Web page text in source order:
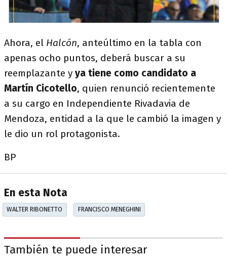
Ahora, el Halcón, anteúltimo en la tabla con
apenas ocho puntos, deberá buscar a su
reemplazante y ya tiene como candidato a
Martín Cicotello, quien renunció recientemente
a su cargo en Independiente Rivadavia de
Mendoza, entidad a la que le cambió la imagen y
le dio un rol protagonista.
BP
En esta Nota
WALTER RIBONETTO FRANCISCO MENEGHINI
También te puede interesar